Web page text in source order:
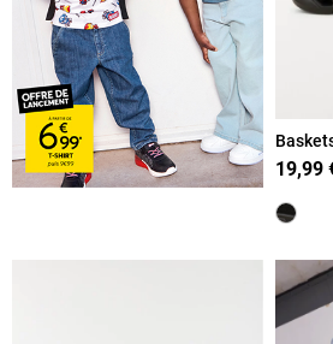
(40-45)
19,99